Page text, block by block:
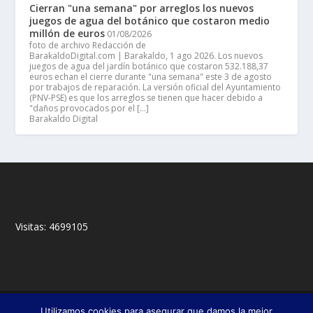
Cierran "una semana" por arreglos los nuevos
juegos de agua del botánico que costaron medio
millón de euros 01/08/2026
foto de archivo Redacción de
BarakaldoDigital.com | Barakaldo, 1 ago 2026. Los nuevos
juegos de agua del jardín botánico que costaron 532.188,37
euros echan el cierre durante "una semana" este 3 de agosto
por trabajos de reparación. La versión oficial del Ayuntamiento
(PNV-PSE) es que los arreglos se tienen que hacer debido a
"daños provocados por el […]
Barakaldo Digital
Visitas: 4699105
© 2018,Francisco Javier Fernández Chento & Mitxel